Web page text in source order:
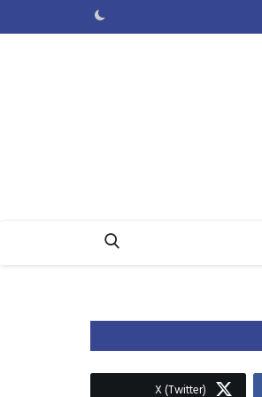
X (Twitter)